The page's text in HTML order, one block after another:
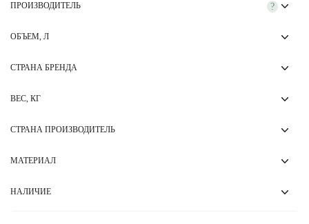
?
ПРОИЗВОДИТЕЛЬ
ОБЪЕМ, Л
СТРАНА БРЕНДА
ВЕС, КГ
СТРАНА ПРОИЗВОДИТЕЛЬ
МАТЕРИАЛ
НАЛИЧИЕ